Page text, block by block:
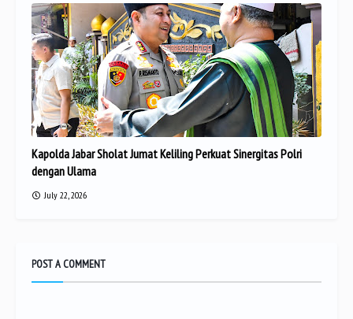
Kapolda Jabar Sholat Jumat Keliling Perkuat Sinergitas Polri
dengan Ulama
July 22, 2026
POST A COMMENT